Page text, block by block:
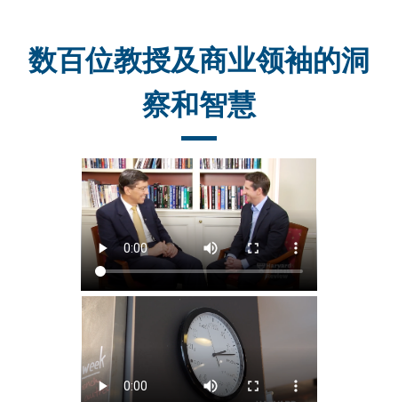
数百位教授及商业领袖的洞
察和智慧